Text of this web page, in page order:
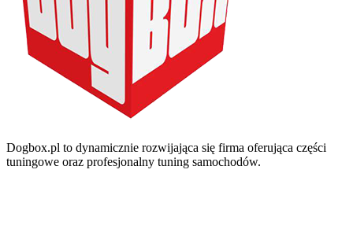
Dogbox.pl to dynamicznie rozwijająca się firma oferująca części
tuningowe oraz profesjonalny tuning samochodów.